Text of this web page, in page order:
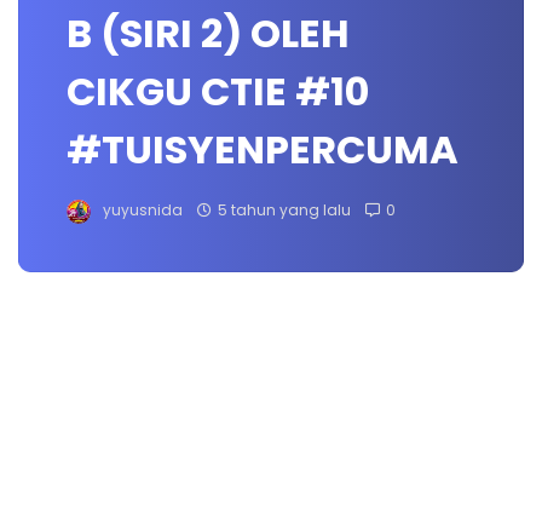
B (SIRI 2) OLEH
CIKGU CTIE #10
#TUISYENPERCUMA
yuyusnida 5 tahun yang lalu 0